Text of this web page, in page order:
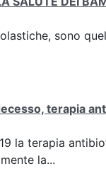
sono
terapia
la terapia
la...